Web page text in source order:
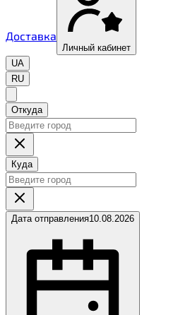
Доставка
Личный кабинет
UA
RU
Откуда
Куда
Дата отправления10.08.2026